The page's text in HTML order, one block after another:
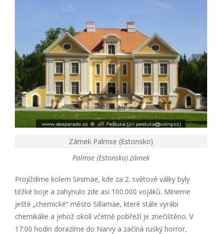
Zámek Palmse (Estonsko)
Palmse (Estonsko) zámek
Projíždíme kolem Sinimäe, kde za 2. světové války byly
těžké boje a zahynulo zde asi 100.000 vojáků. Mineme
ještě „chemické“ město Sillamäe, které stále vyrábí
chemikálie a jehož okolí včetně pobřeží je znečištěno. V
17:00 hodin dorazíme do Narvy a začíná ruský horror,